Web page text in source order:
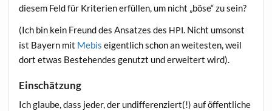
die­sem Feld für Kri­te­ri­en erfül­len, um nicht „böse“ zu sein?
(Ich bin kein Freund des Ansat­zes des HPI. Nicht umsonst
ist Bay­ern mit Mebis eigent­lich schon an wei­tes­ten, weil
dort etwas Bestehen­des genutzt und erwei­tert wird).
Einschätzung
Ich glau­be, dass jeder, der undif­fe­ren­ziert(!) auf öffent­li­che